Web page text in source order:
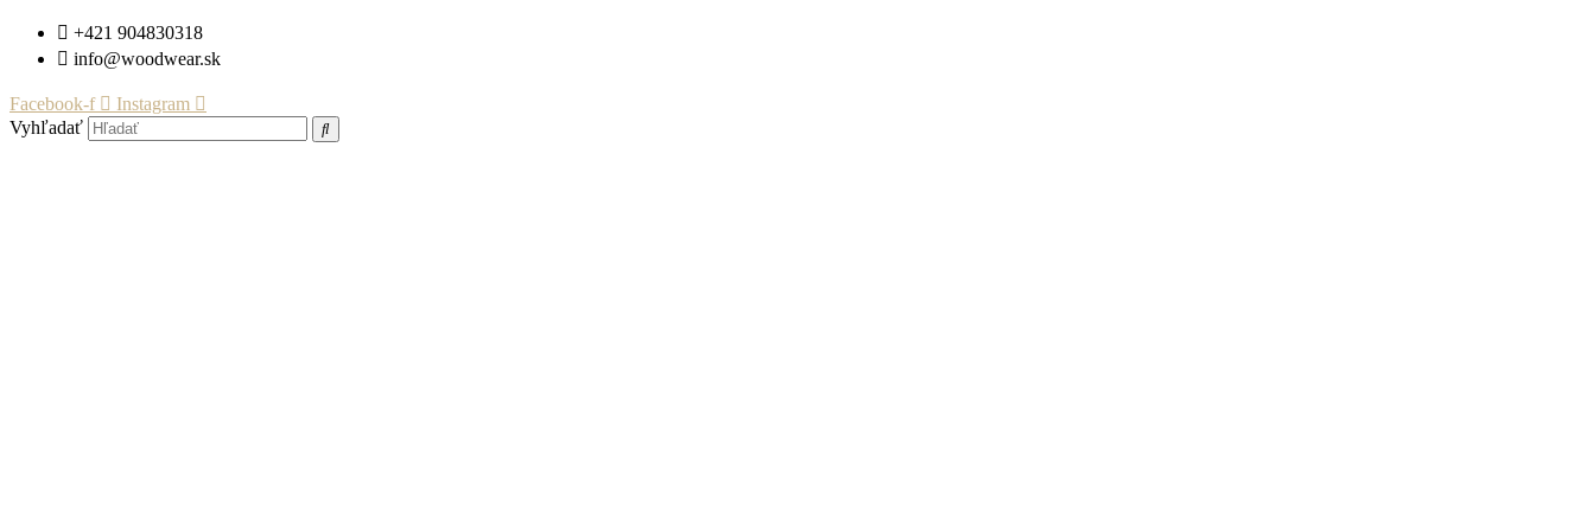
Preskočiť+421 904830318
info@woodwear.sk
Facebook-f
Instagram
Vyhľadať